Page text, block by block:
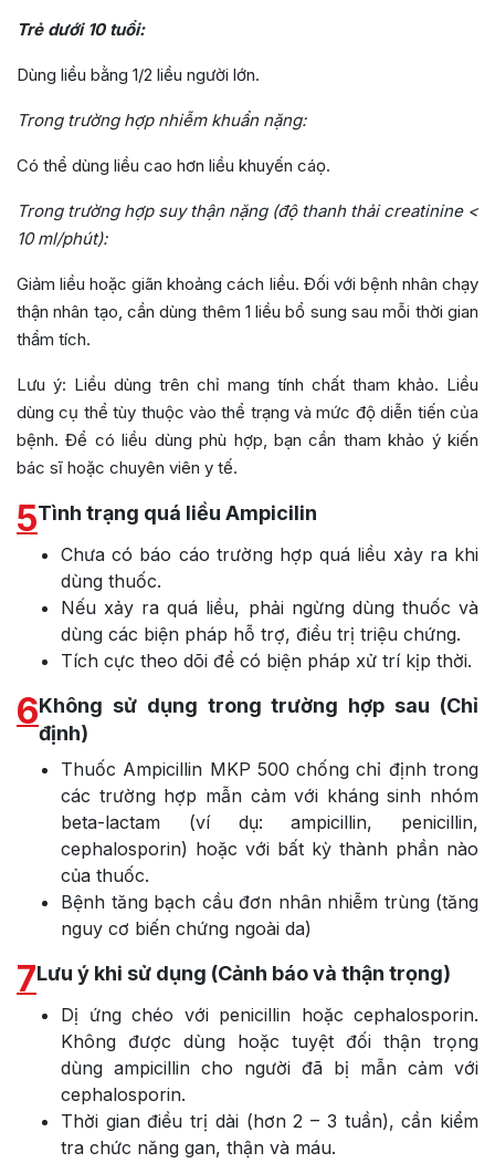
Trẻ dưới 10 tuổi:
Dùng liều bằng 1/2 liều người lớn.
Trong trường hợp nhiễm khuẩn nặng:
Có thể dùng liều cao hơn liều khuyến cáọ.
Trong trường hợp suy thận nặng (độ thanh thải creatinine <
10 ml/phút):
Giảm liều hoặc giãn khoảng cách liều. Đối với bệnh nhân chạy
thận nhân tạo, cần dùng thêm 1 liều bổ sung sau mỗi thời gian
thẩm tích.
Lưu ý: Liều dùng trên chỉ mang tính chất tham khảo. Liều
dùng cụ thể tùy thuộc vào thể trạng và mức độ diễn tiến của
bệnh. Để có liều dùng phù hợp, bạn cần tham khảo ý kiến
bác sĩ hoặc chuyên viên y tế.
5Tình trạng quá liều Ampicilin
Chưa có báo cáo trường hợp quá liều xảy ra khi
dùng thuốc.
Nếu xảy ra quá liều, phải ngừng dùng thuốc và
dùng các biện pháp hỗ trợ, điều trị triệu chứng.
Tích cực theo dõi để có biện pháp xử trí kịp thời.
6Không sử dụng trong trường hợp sau (Chỉ
định)
Thuốc Ampicillin MKP 500 chống chỉ định trong
các trường hợp mẫn cảm với kháng sinh nhóm
beta-lactam (ví dụ: ampicillin, penicillin,
cephalosporin) hoặc với bất kỳ thành phần nào
của thuốc.
Bệnh tăng bạch cầu đơn nhân nhiễm trùng (tăng
nguy cơ biến chứng ngoài da)
7Lưu ý khi sử dụng (Cảnh báo và thận trọng)
Dị ứng chéo với penicillin hoặc cephalosporin.
Không được dùng hoặc tuyệt đối thận trọng
dùng ampicillin cho người đã bị mẫn cảm với
cephalosporin.
Thời gian điều trị dài (hơn 2 – 3 tuần), cần kiểm
tra chức năng gan, thận và máu.